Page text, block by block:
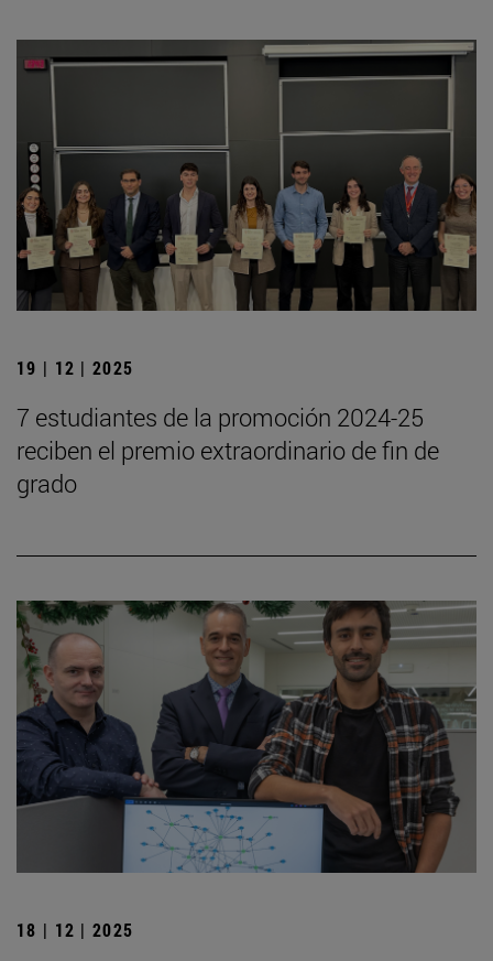
19 | 12 | 2025
7 estudiantes de la promoción 2024-25
reciben el premio extraordinario de fin de
grado
18 | 12 | 2025